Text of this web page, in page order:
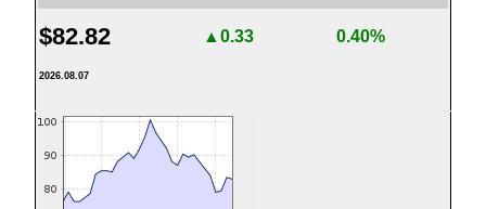
$82.82 ▲0.33 0.40%
2026.08.07